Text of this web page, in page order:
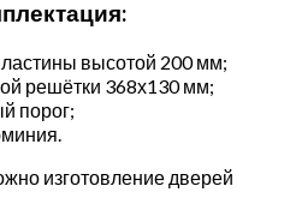
высотой 200 мм;
решётки 368х130 мм;
порог;
изготовление дверей